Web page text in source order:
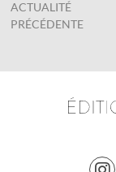
ACTUALITÉ
PRÉCÉDENTE